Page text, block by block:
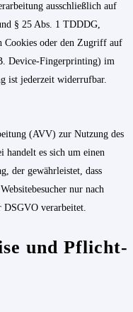
ausschließlich auf
§ 25 Abs. 1 TDDDG,
Cookies oder den Zugriff auf
Device-Fingerprinting) im
ist jederzeit widerrufbar.
(AVV) zur Nutzung des
handelt es sich um einen
der gewährleistet, dass
nur nach
DSGVO verarbeitet.
und Pflicht­